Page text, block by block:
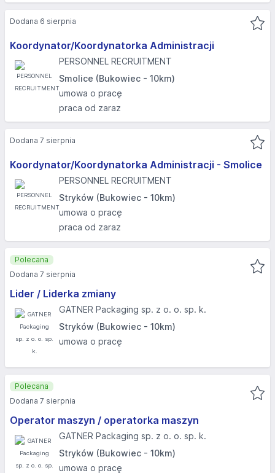
Koordynator/Koordynatorka Administracji
PERSONNEL RECRUITMENT
Smolice (Bukowiec - 10km)
umowa o pracę
praca od zaraz
Dodana 6 sierpnia
Koordynator/Koordynatorka Administracji - Smolice
PERSONNEL RECRUITMENT
Stryków (Bukowiec - 10km)
umowa o pracę
praca od zaraz
Dodana 7 sierpnia
Lider / Liderka zmiany
GATNER Packaging sp. z o. o. sp. k.
Stryków (Bukowiec - 10km)
umowa o pracę
Polecana
Dodana 7 sierpnia
Operator maszyn / operatorka maszyn
GATNER Packaging sp. z o. o. sp. k.
Stryków (Bukowiec - 10km)
umowa o pracę
Polecana
Dodana 7 sierpnia